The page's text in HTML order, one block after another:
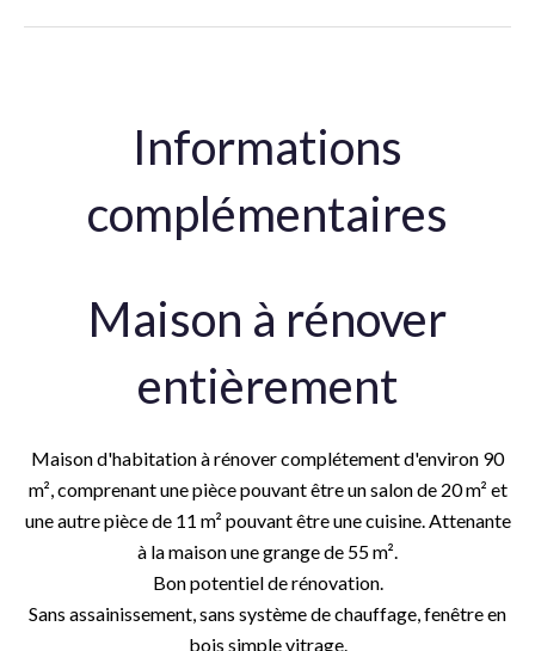
Informations
complémentaires
Maison à rénover
entièrement
Maison d'habitation à rénover complétement d'environ 90
m², comprenant une pièce pouvant être un salon de 20 m² et
une autre pièce de 11 m² pouvant être une cuisine. Attenante
à la maison une grange de 55 m².
Bon potentiel de rénovation.
Sans assainissement, sans système de chauffage, fenêtre en
bois simple vitrage.